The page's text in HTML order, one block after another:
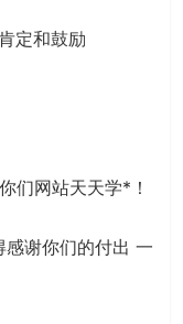
定和鼓励
们网站天天学*！
谢你们的付出 一